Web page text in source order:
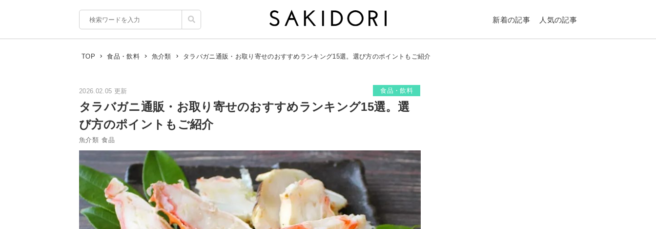
新着の記事 人気の記事
TOP 食品・飲料 魚介類 タラバガニ通販・お取り寄せのおすすめランキング15選。選び方のポイントもご紹介
2026.02.05 更新 食品・飲料
タラバガニ通販・お取り寄せのおすすめランキング15選。選
び方のポイントもご紹介
魚介類 食品